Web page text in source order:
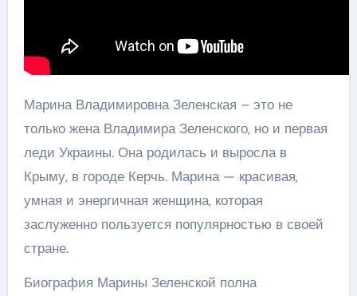
Марина Владимировна Зеленская – это не
только жена Владимира Зеленского, но и первая
леди Украины. Она родилась и выросла в
Крыму, в городе Керчь. Марина — красивая,
умная и энергичная женщина, которая
заслуженно пользуется популярностью в своей
стране.
Биография Марины Зеленской полна